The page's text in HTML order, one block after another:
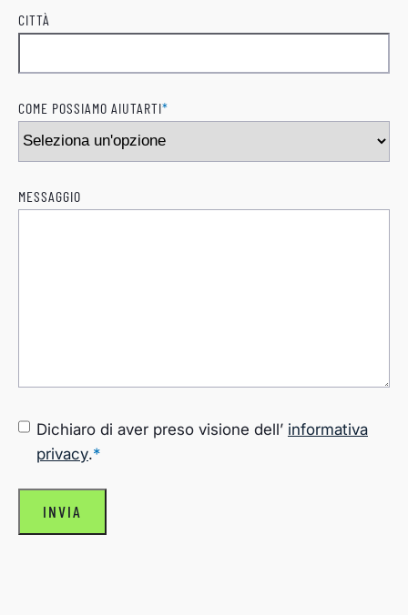
CITTÀ
COME POSSIAMO AIUTARTI*
MESSAGGIO
CONSENSO*
Dichiaro di aver preso visione dell’ informativa
privacy.*
INVIA